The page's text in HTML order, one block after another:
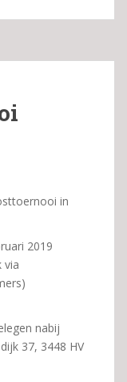
in
2019
via
nabij
37, 3448 HV